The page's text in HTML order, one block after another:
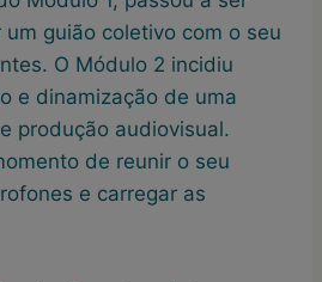
guião coletivo com o seu
O Módulo 2 incidiu
e dinamização de uma
produção audiovisual.
de reunir o seu
e carregar as